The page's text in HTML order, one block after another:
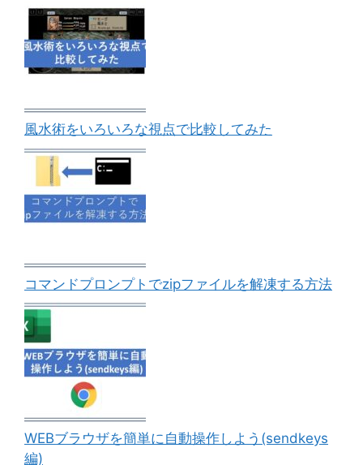
風水術をいろいろな視点で比較してみた
コマンドプロンプトでzipファイルを解凍する方法
WEBブラウザを簡単に自動操作しよう(sendkeys
編)